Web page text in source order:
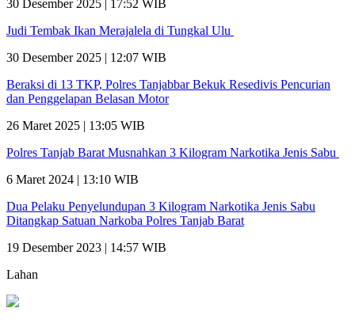
30 Desember 2025 | 17:52 WIB
Judi Tembak Ikan Merajalela di Tungkal Ulu
30 Desember 2025 | 12:07 WIB
Beraksi di 13 TKP, Polres Tanjabbar Bekuk Resedivis Pencurian
dan Penggelapan Belasan Motor
26 Maret 2025 | 13:05 WIB
Polres Tanjab Barat Musnahkan 3 Kilogram Narkotika Jenis Sabu
6 Maret 2024 | 13:10 WIB
Dua Pelaku Penyelundupan 3 Kilogram Narkotika Jenis Sabu
Ditangkap Satuan Narkoba Polres Tanjab Barat
19 Desember 2023 | 14:57 WIB
Lahan